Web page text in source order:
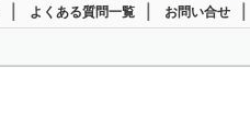
｜ よくある質問一覧｜ お問い合せ｜